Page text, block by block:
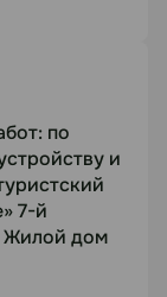
при
по
и
7-й
Жилой дом